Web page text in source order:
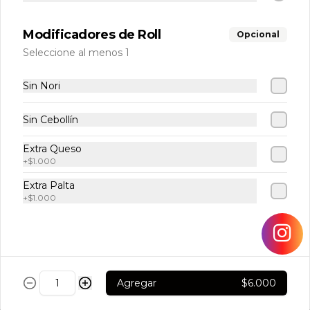
10 piezas con camarón cocido y palta,
Hosomaki Pollo Apanado
10 piezas con pollo apanado y queso
Modificadores de Roll Opcional
Seleccione al menos 1
Sin Nori
Sin Cebollín
Extra Queso
+$1.000
Extra Palta
+$1.000
Agregar $6.000